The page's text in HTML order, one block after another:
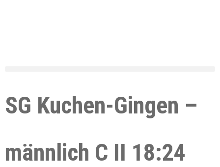
SG Kuchen-Gingen –
männlich C II 18:24